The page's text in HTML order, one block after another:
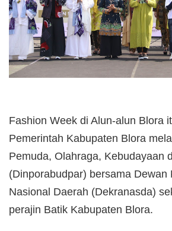
Fashion Week di Alun-alun Blora
Pemerintah Kabupaten Blora
Pemuda, Olahraga, Kebudayaan
(Dinporabudpar) bersama Dewan
Nasional Daerah (Dekranasda)
perajin Batik Kabupaten Blora.